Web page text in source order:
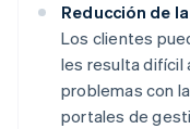
Reducción de
Los clientes
les resulta difícil
problemas con
portales de